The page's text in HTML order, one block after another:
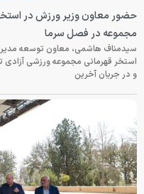
حضور معاون وزیر ورزش در استخر
مجموعه در فصل سرما
سیدمناف هاشمی، معاون توسعه
استخر قهرمانی مجموعه ورزشی
و در جریان آخرین